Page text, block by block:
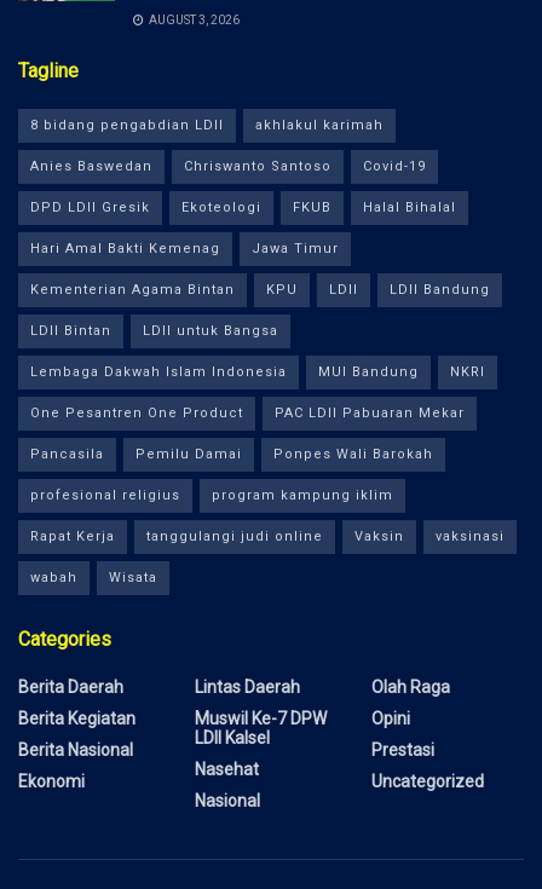
AUGUST 3, 2026
Tagline
8 bidang pengabdian LDII akhlakul karimah
Anies Baswedan Chriswanto Santoso Covid-19
DPD LDII Gresik Ekoteologi FKUB Halal Bihalal
Hari Amal Bakti Kemenag Jawa Timur
Kementerian Agama Bintan KPU LDII LDII Bandung
LDII Bintan LDII untuk Bangsa
Lembaga Dakwah Islam Indonesia MUI Bandung NKRI
One Pesantren One Product PAC LDII Pabuaran Mekar
Pancasila Pemilu Damai Ponpes Wali Barokah
profesional religius program kampung iklim
Rapat Kerja tanggulangi judi online Vaksin vaksinasi
wabah Wisata
Categories
Berita Daerah
Berita Kegiatan
Berita Nasional
Ekonomi
Lintas Daerah
Muswil Ke-7 DPW
LDII Kalsel
Nasehat
Nasional
Olah Raga
Opini
Prestasi
Uncategorized